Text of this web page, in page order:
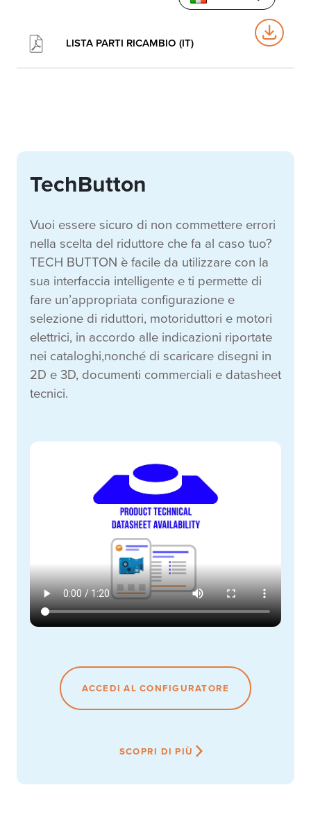
LISTA PARTI RICAMBIO (IT)
TechButton
Vuoi essere sicuro di non commettere errori
nella scelta del riduttore che fa al caso tuo?
TECH BUTTON è facile da utilizzare con la
sua interfaccia intelligente e ti permette di
fare un’appropriata configurazione e
selezione di riduttori, motoriduttori e motori
elettrici, in accordo alle indicazioni riportate
nei cataloghi,nonché di scaricare disegni in
2D e 3D, documenti commerciali e datasheet
tecnici.
ACCEDI AL CONFIGURATORE
SCOPRI DI PIÙ